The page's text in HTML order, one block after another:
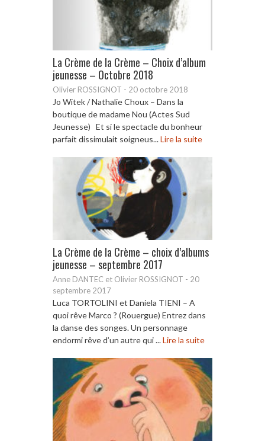
La Crème de la Crème – Choix d’album
jeunesse – Octobre 2018
Olivier ROSSIGNOT - 20 octobre 2018
Jo Witek / Nathalie Choux – Dans la
boutique de madame Nou (Actes Sud
Jeunesse) Et si le spectacle du bonheur
parfait dissimulait soigneus...Lire la suite
La Crème de la Crème – choix d’albums
jeunesse – septembre 2017
Anne DANTEC et Olivier ROSSIGNOT - 20
septembre 2017
Luca TORTOLINI et Daniela TIENI – A
quoi rêve Marco ? (Rouergue) Entrez dans
la danse des songes. Un personnage
endormi rêve d’un autre qui ...Lire la suite